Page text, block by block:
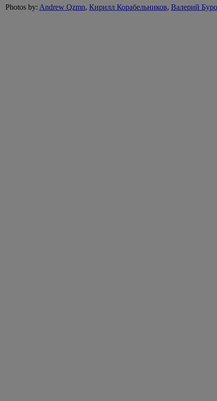
Photos by: Andrew Qzmn, Кирилл Корабельников, Валерий